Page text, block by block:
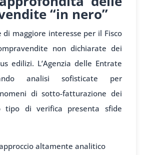
“in nero”
di maggiore interesse per il Fisco
non dichiarate dei
edilizi. L’Agenzia delle Entrate
analisi sofisticate per
di sotto-fatturazione dei
tipo di verifica presenta sfide
altamente analitico